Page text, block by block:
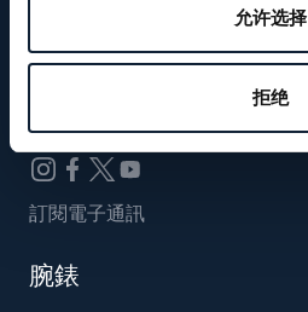
允许选择
拒绝
WeChat ID
Breguet_China
訂閱電子通訊
腕錶